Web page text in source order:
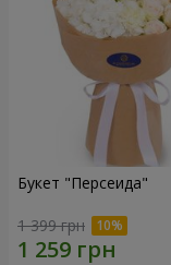
Букет "Персеида"
1 399 грн